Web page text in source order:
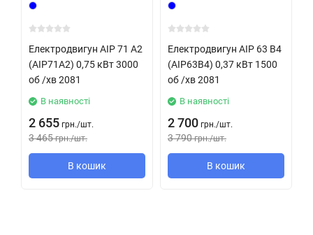
Електродвигун АІР 71 А2
(АІР71А2) 0,75 кВт 3000
об /хв 2081
В наявності
2 655 грн./шт.
3 465 грн./шт.
В кошик
Електродвигун АІР 63 В4
(АІР63В4) 0,37 кВт 1500
об /хв 2081
В наявності
2 700 грн./шт.
3 790 грн./шт.
В кошик